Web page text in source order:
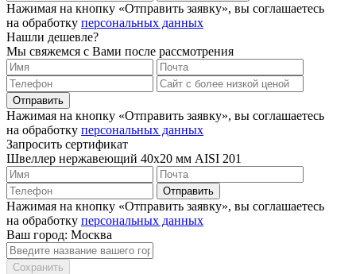
Нажимая на кнопку «Отправить заявку», вы соглашаетесь
на обработку персональных данных
Нашли дешевле?
Мы свяжемся с Вами после рассмотрения
Отправить
Нажимая на кнопку «Отправить заявку», вы соглашаетесь
на обработку персональных данных
Запросить сертификат
Швеллер нержавеющий 40х20 мм AISI 201
Отправить
Нажимая на кнопку «Отправить заявку», вы соглашаетесь
на обработку персональных данных
Ваш город: Москва
Сохранить